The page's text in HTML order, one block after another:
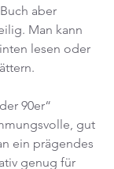
aber
Man kann
lesen oder
90er“
gut
ein prägendes
genug für